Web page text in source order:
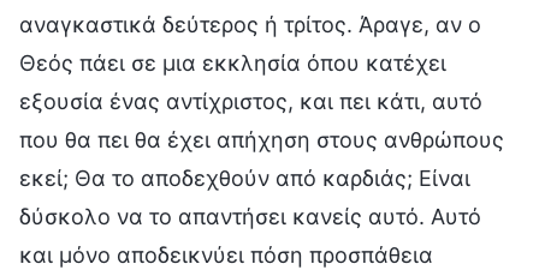
αναγκαστικά δεύτερος ή τρίτος. Άραγε, αν ο
Θεός πάει σε μια εκκλησία όπου κατέχει
εξουσία ένας αντίχριστος, και πει κάτι, αυτό
που θα πει θα έχει απήχηση στους ανθρώπους
εκεί; Θα το αποδεχθούν από καρδιάς; Είναι
δύσκολο να το απαντήσει κανείς αυτό. Αυτό
και μόνο αποδεικνύει πόση προσπάθεια